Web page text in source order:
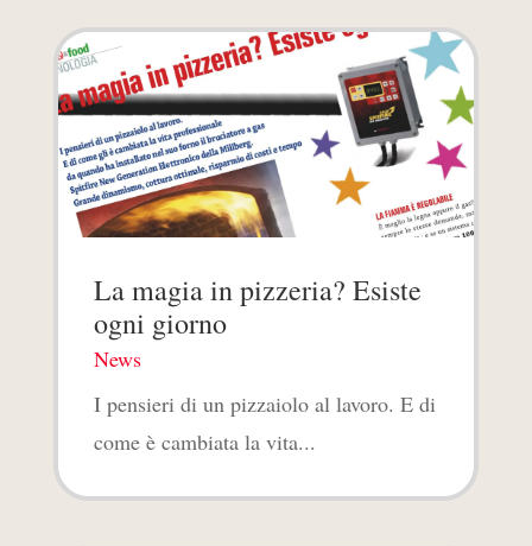
La magia in pizzeria? Esiste
ogni giorno
News
I pensieri di un pizzaiolo al lavoro. E di
come è cambiata la vita...